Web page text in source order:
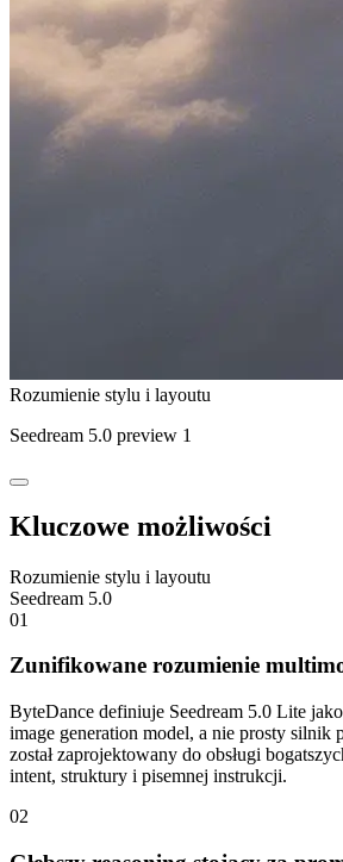
Rozumienie stylu i layoutu
Seedream 5.0 preview 1
Kluczowe możliwości
Rozumienie stylu i layoutu
Seedream 5.0
01
Zunifikowane rozumienie
ByteDance definiuje Seedream 5.0 Lite
image generation model, a nie prosty silnik
został zaprojektowany do obsługi
intent, struktury i pisemnej instrukcji.
02